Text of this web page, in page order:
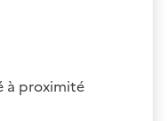
à proximité